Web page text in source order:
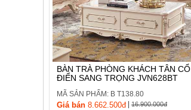
BÀN TRÀ PHÒNG KHÁCH TÂN CỔ
ĐIỂN SANG TRỌNG JVN628BT
MÃ SẢN PHẨM: B T138.80
Giá bán 8.662.500đ| 16.900.000đ